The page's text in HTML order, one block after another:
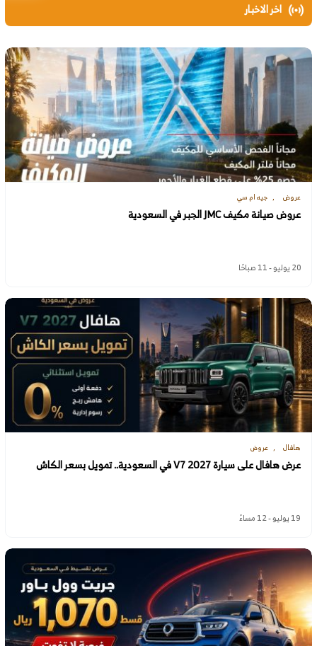
اخر الاخبار
عروض جيه ام سي
عروض صيانة مكيف JMC الجبر في السعودية
20 يوليو - 11 صباحًا
هافال عروض
عرض هافال على سيارة V7 2027 في السعودية.. تمويل بسعر الكاش
19 يوليو - 12 مساءً